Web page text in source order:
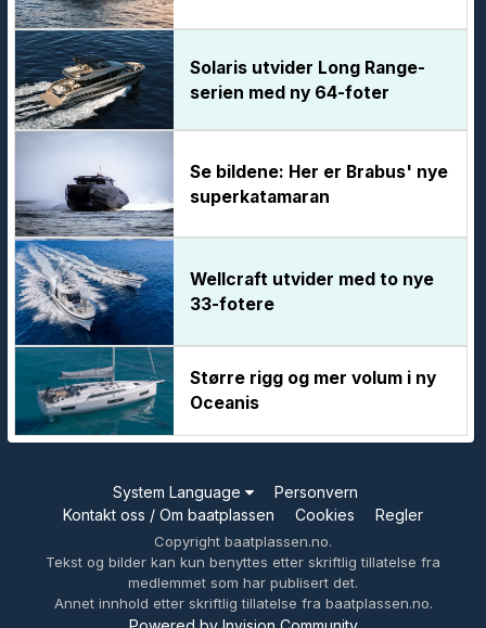
Solaris utvider Long Range-
serien med ny 64-foter
Se bildene: Her er Brabus' nye
superkatamaran
Wellcraft utvider med to nye
33-fotere
Større rigg og mer volum i ny
Oceanis
System Language
Personvern
Kontakt oss / Om baatplassen
Cookies Regler
Copyright baatplassen.no.
Tekst og bilder kan kun benyttes etter skriftlig tillatelse fra
medlemmet som har publisert det.
Annet innhold etter skriftlig tillatelse fra baatplassen.no.